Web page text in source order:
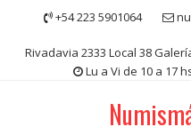
contenido
+54 223 5901064
Rivadavia 2333 Local 38
Lu a Vi de 10 a 17